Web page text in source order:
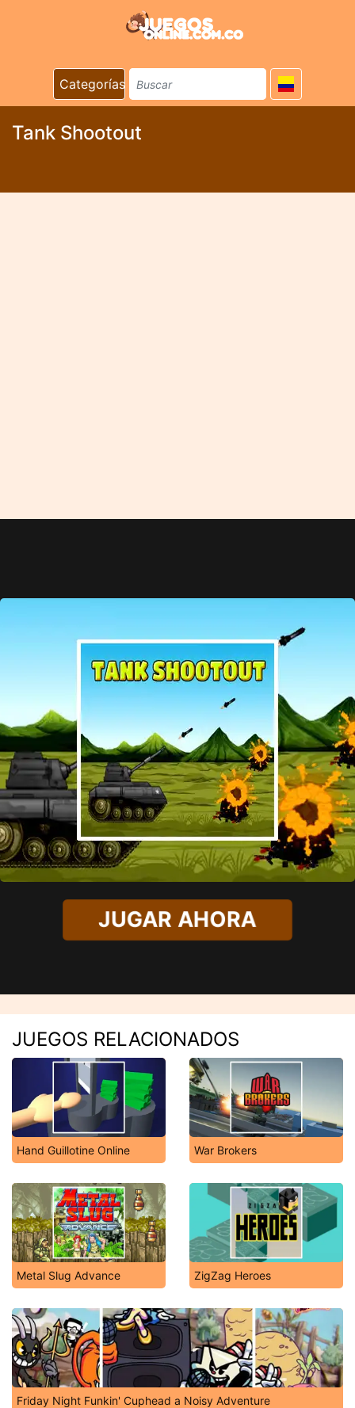
Categorías
Tank Shootout
JUGAR AHORA
JUEGOS RELACIONADOS
Hand Guillotine Online War Brokers
Metal Slug Advance ZigZag Heroes
Friday Night Funkin' Cuphead a Noisy Adventure